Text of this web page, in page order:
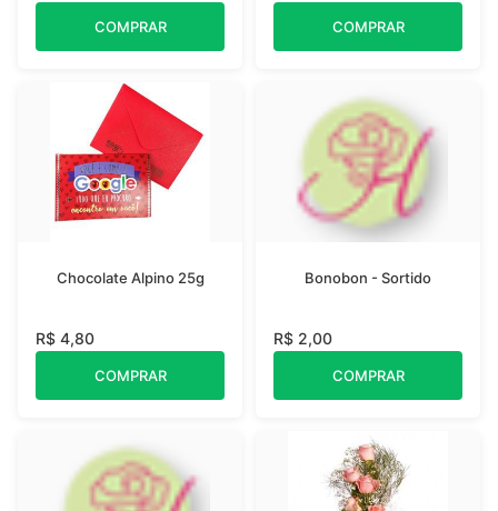
COMPRAR COMPRAR
Chocolate Alpino 25g
R$ 4,80
COMPRAR
Bonobon - Sortido
R$ 2,00
COMPRAR